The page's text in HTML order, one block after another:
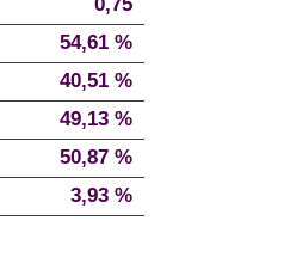
54,61 %
40,51 %
49,13 %
50,87 %
3,93 %